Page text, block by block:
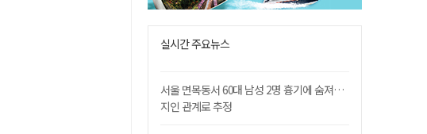
실시간 주요뉴스
서울 면목동서 60대 남성 2명 흉기에 숨져…
지인 관계로 추정